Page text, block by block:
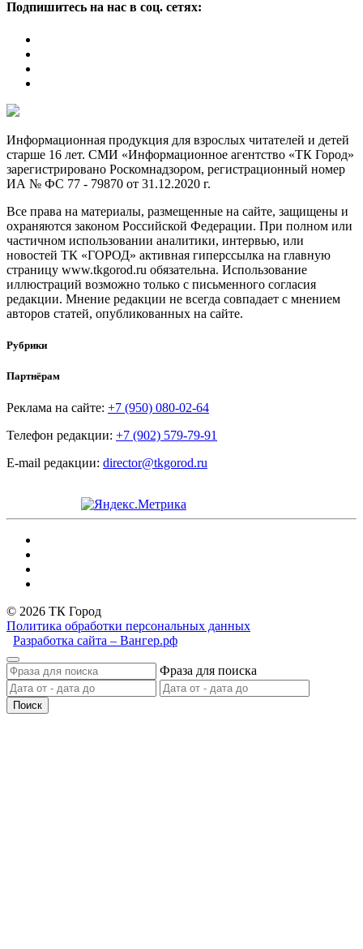
Подпишитесь на нас в соц. сетях:
Информационная продукция для взрослых читателей и детей
старше 16 лет. СМИ «Информационное агентство «ТК Город»
зарегистрировано Роскомнадзором, регистрационный номер
ИА № ФС 77 - 79870 от 31.12.2020 г.
Все права на материалы, размещенные на сайте, защищены и
охраняются законом Российской Федерации. При полном или
частичном использовании аналитики, интервью, или
новостей ТК «ГОРОД» активная гиперссылка на главную
страницу www.tkgorod.ru обязательна. Использование
иллюстраций возможно только с письменного согласия
редакции. Мнение редакции не всегда совпадает с мнением
авторов статей, опубликованных на сайте.
Рубрики
Партнёрам
Реклама на сайте: +7 (950) 080-02-64
Телефон редакции: +7 (902) 579-79-91
E-mail редакции: director@tkgorod.ru
© 2026 ТК Город
Политика обработки персональных данных
Разработка сайта – Вангер.рф
Фраза для поиска
Поиск